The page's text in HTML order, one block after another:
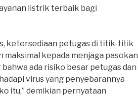
listrik terbaik bagi
ketersediaan petugas di titik-titik
kepada menjaga pasokan
ada risiko besar petugas dan
virus yang penyebarannya
itu,” demikian pernyataan